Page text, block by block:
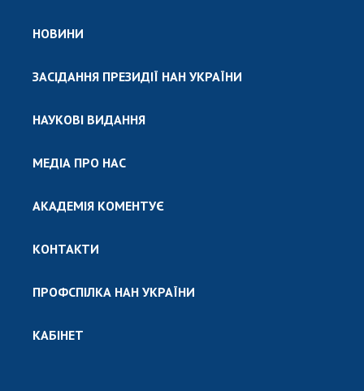
НОВИНИ
ЗАСІДАННЯ ПРЕЗИДІЇ НАН УКРАЇНИ
НАУКОВІ ВИДАННЯ
МЕДІА ПРО НАС
АКАДЕМІЯ КОМЕНТУЄ
КОНТАКТИ
ПРОФСПІЛКА НАН УКРАЇНИ
КАБІНЕТ